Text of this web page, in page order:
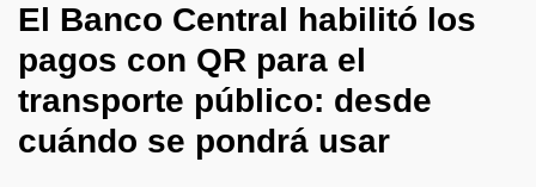
El Banco Central habilitó los
pagos con QR para el
transporte público: desde
cuándo se pondrá usar